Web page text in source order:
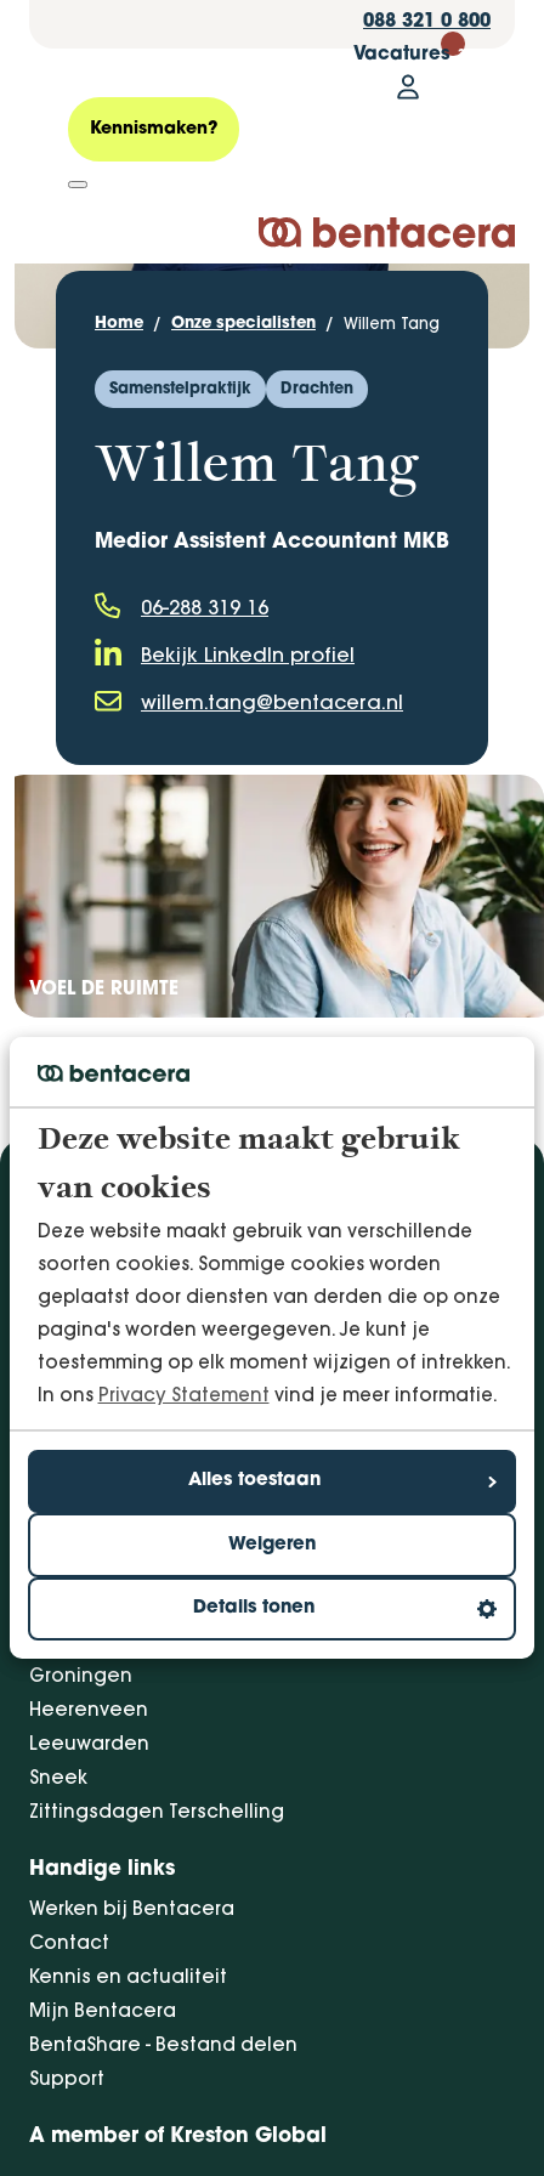
Deze website maakt gebruik
van cookies
Deze website maakt gebruik van verschillende
soorten cookies. Sommige cookies worden
geplaatst door diensten van derden die op onze
pagina's worden weergegeven. Je kunt je
toestemming op elk moment wijzigen of intrekken.
In ons Privacy Statement vind je meer informatie.
Alles toestaan
Weigeren
Details tonen
088 321 0 800
Vacatures 30
Mijn
Logo Bentacera
Kennismaken?
Home Onze specialisten Willem Tang
Samenstelpraktijk Drachten
Willem Tang
Medior Assistent Accountant MKB
Telefoonnummer
06-288 319 16
LinkedIn Profiel
Bekijk LinkedIn profiel
willem.tang@bentacera.nl
VOEL DE RUIMTE
Diensten
Accountancy & Administratie
Audit & Assurance
Arbo & Verzuim
Bedrijfsadvies
Belastingadvies
Financieringen
Bolsward
Drachten
Groningen
Heerenveen
Leeuwarden
Sneek
Zittingsdagen Terschelling
Handige links
Werken bij Bentacera
Contact
Kennis en actualiteit
Mijn Bentacera
BentaShare - Bestand delen
Support
A member of Kreston Global